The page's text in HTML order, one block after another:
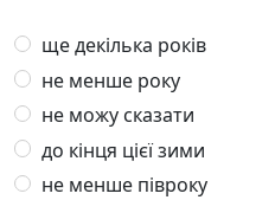
ще декілька років
не менше року
не можу сказати
до кінця цієї зими
не менше півроку